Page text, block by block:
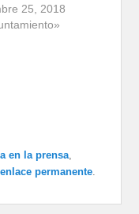
25, 2018
en la prensa
enlace permanente